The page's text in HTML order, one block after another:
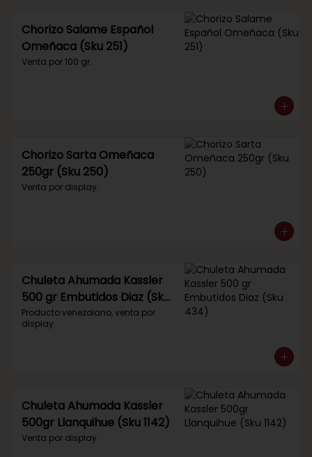
Chorizo Salame Español
Omeñaca (Sku 251)
Venta por 100 gr.
Chorizo Sarta Omeñaca
250gr (Sku 250)
Venta por display.
Chuleta Ahumada Kassler
500 gr Embutidos Diaz (Sku
434)
Producto venezolano, venta por
display.
Chuleta Ahumada Kassler
500gr Llanquihue (Sku 1142)
Venta por display.